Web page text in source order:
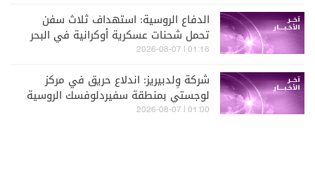
الدفاع الروسية: استهداف ثلاث سفن
تحمل شحنات عسكرية أوكرانية في البحر
الأسود
01:16 | 2026-08-07
شركة وِلدبيريز: اندلاع حريق في مركز
لوجستي بمنطقة سفيردلوفسك الروسية
جراء تعرضه لهجوم
01:00 | 2026-08-07